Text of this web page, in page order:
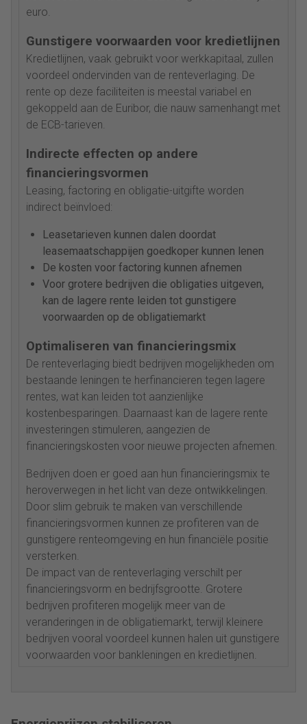
euro.
Gunstigere voorwaarden voor kredietlijnen
Kredietlijnen, vaak gebruikt voor werkkapitaal, zullen
voordeel ondervinden van de renteverlaging. De
rente op deze faciliteiten is meestal variabel en
gekoppeld aan de Euribor, die nauw samenhangt met
de ECB-tarieven.
Indirecte effecten op andere
financieringsvormen
Leasing, factoring en obligatie-uitgifte worden
indirect beïnvloed:
Leasetarieven kunnen dalen doordat
leasemaatschappijen goedkoper kunnen lenen
De kosten voor factoring kunnen afnemen
Voor grotere bedrijven die obligaties uitgeven,
kan de lagere rente leiden tot gunstigere
voorwaarden op de obligatiemarkt
Optimaliseren van financieringsmix
De renteverlaging biedt bedrijven mogelijkheden om
bestaande leningen te herfinancieren tegen lagere
rentes, wat kan leiden tot aanzienlijke
kostenbesparingen. Daarnaast kan de lagere rente
investeringen stimuleren, aangezien de
financieringskosten voor nieuwe projecten afnemen.
Bedrijven doen er goed aan hun financieringsmix te
heroverwegen in het licht van deze ontwikkelingen.
Door slim gebruik te maken van verschillende
financieringsvormen kunnen ze profiteren van de
gunstigere renteomgeving en hun financiële positie
versterken.
De impact van de renteverlaging verschilt per
financieringsvorm en bedrijfsgrootte. Grotere
bedrijven profiteren mogelijk meer van de
veranderingen in de obligatiemarkt, terwijl kleinere
bedrijven vooral voordeel kunnen halen uit gunstigere
voorwaarden voor bankleningen en kredietlijnen.